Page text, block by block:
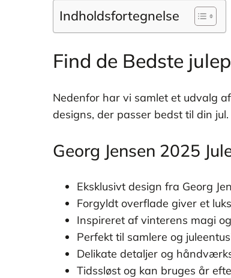
Indholdsfortegnelse
Find de Bedste
Nedenfor har vi samlet et udvalg
designs, der passer bedst til din jul.
Georg Jensen 2025
Eksklusivt design fra Georg
Forgyldt overflade giver et
Inspireret af vinterens magi
Perfekt til samlere og
Delikate detaljer og
Tidssløst og kan bruges år